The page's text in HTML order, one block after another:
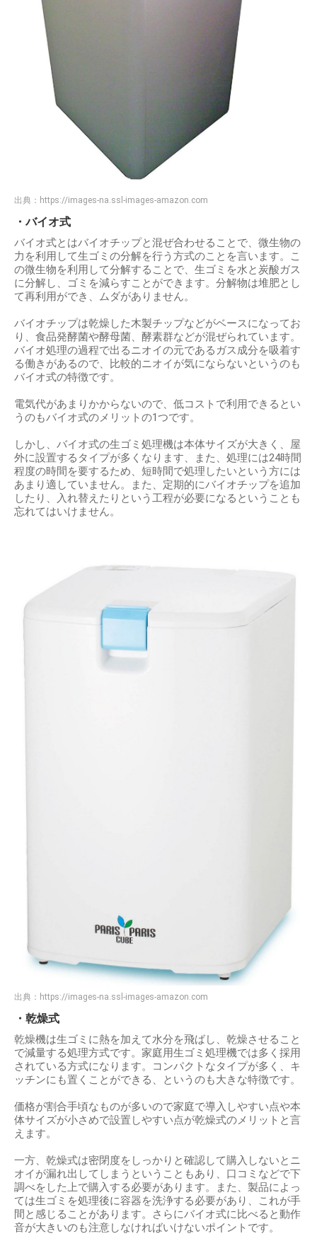
出典： https://images-na.ssl-images-amazon.com
・バイオ式
バイオ式とはバイオチップと混ぜ合わせることで、微生物の
力を利用して生ゴミの分解を行う方式のことを言います。こ
の微生物を利用して分解することで、生ゴミを水と炭酸ガス
に分解し、ゴミを減らすことができます。分解物は堆肥とし
て再利用ができ、ムダがありません。
バイオチップは乾燥した木製チップなどがベースになってお
り、食品発酵菌や酵母菌、酵素群などが混ぜられています。
バイオ処理の過程で出るニオイの元であるガス成分を吸着す
る働きがあるので、比較的ニオイが気にならないというのも
バイオ式の特徴です。
電気代があまりかからないので、低コストで利用できるとい
うのもバイオ式のメリットの1つです。
しかし、バイオ式の生ゴミ処理機は本体サイズが大きく、屋
外に設置するタイプが多くなります、また、処理には24時間
程度の時間を要するため、短時間で処理したいという方には
あまり適していません。また、定期的にバイオチップを追加
したり、入れ替えたりという工程が必要になるということも
忘れてはいけません。
出典： https://images-na.ssl-images-amazon.com
・乾燥式
乾燥機は生ゴミに熱を加えて水分を飛ばし、乾燥させること
で減量する処理方式です。家庭用生ゴミ処理機では多く採用
されている方式になります。コンパクトなタイプが多く、キ
ッチンにも置くことができる、というのも大きな特徴です。
価格が割合手頃なものが多いので家庭で導入しやすい点や本
体サイズが小さめで設置しやすい点が乾燥式のメリットと言
えます。
一方、乾燥式は密閉度をしっかりと確認して購入しないとニ
オイが漏れ出してしまうということもあり、口コミなどで下
調べをした上で購入する必要があります。また、製品によっ
ては生ゴミを処理後に容器を洗浄する必要があり、これが手
間と感じることがあります。さらにバイオ式に比べると動作
音が大きいのも注意しなければいけないポイントです。